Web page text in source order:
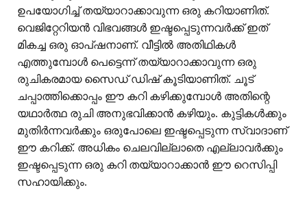
ഉപയോഗിച്ച് തയ്യാറാക്കാവുന്ന ഒരു കറിയാണിത്.
വെജിറ്റേറിയൻ വിഭവങ്ങൾ ഇഷ്ടപ്പെടുന്നവർക്ക് ഇത്
മികച്ച ഒരു ഓപ്ഷനാണ്. വീട്ടിൽ അതിഥികൾ
എത്തുമ്പോൾ പെട്ടെന്ന് തയ്യാറാക്കാവുന്ന ഒരു
രുചികരമായ സൈഡ് ഡിഷ് കൂടിയാണിത്. ചൂട്
ചപ്പാത്തിക്കൊപ്പം ഈ കറി കഴിക്കുമ്പോൾ അതിന്റെ
യഥാർത്ഥ രുചി അനുഭവിക്കാൻ കഴിയും. കുട്ടികൾക്കും
മുതിർന്നവർക്കും ഒരുപോലെ ഇഷ്ടപ്പെടുന്ന സ്വാദാണ്
ഈ കറിക്ക്. അധികം ചെലവില്ലാതെ എല്ലാവർക്കും
ഇഷ്ടപ്പെടുന്ന ഒരു കറി തയ്യാറാക്കാൻ ഈ റെസിപ്പി
സഹായിക്കും.